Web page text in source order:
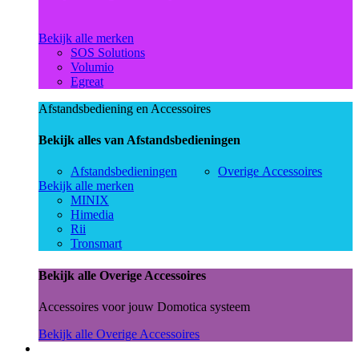
Bekijk alle merken
SOS Solutions
Volumio
Egreat
Afstandsbediening en Accessoires
Bekijk alles van Afstandsbedieningen
Afstandsbedieningen
Overige Accessoires
Bekijk alle merken
MINIX
Himedia
Rii
Tronsmart
Bekijk alle Overige Accessoires
Accessoires voor jouw Domotica systeem
Bekijk alle Overige Accessoires